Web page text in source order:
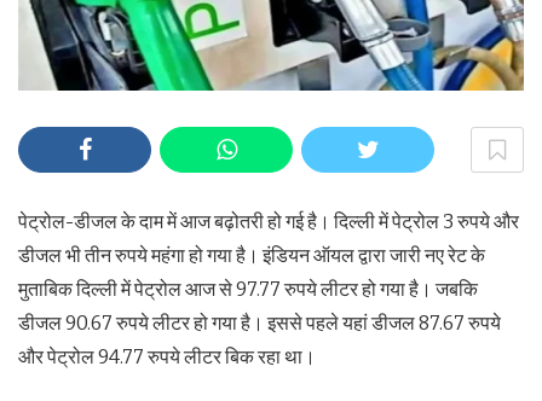
पेट्रोल-डीजल के दाम में आज बढ़ोतरी हो गई है। दिल्ली में पेट्रोल 3 रुपये और
डीजल भी तीन रुपये महंगा हो गया है। इंडियन ऑयल द्वारा जारी नए रेट के
मुताबिक दिल्ली में पेट्रोल आज से 97.77 रुपये लीटर हो गया है। जबकि
डीजल 90.67 रुपये लीटर हो गया है। इससे पहले यहां डीजल 87.67 रुपये
और पेट्रोल 94.77 रुपये लीटर बिक रहा था।